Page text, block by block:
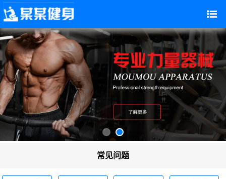
常见问题